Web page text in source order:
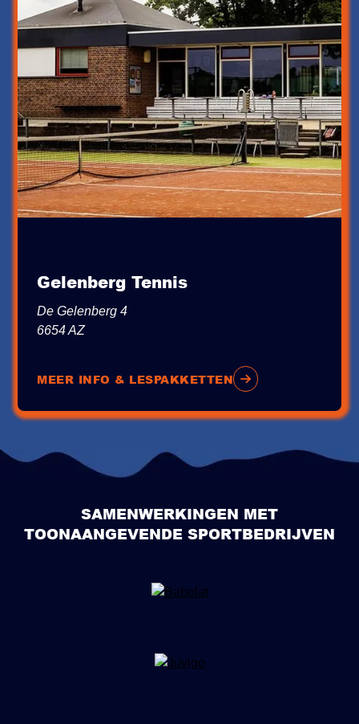
Gelenberg Tennis
De Gelenberg 4
6654 AZ
MEER INFO & LESPAKKETTEN
SAMENWERKINGEN MET
TOONAANGEVENDE SPORTBEDRIJVEN